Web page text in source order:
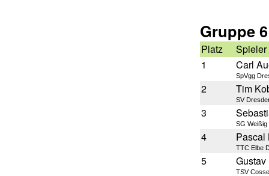
Gruppe 6
Platz
Spieler
1
Carl
SpVgg
2 Tim
SV
3
SG Weißig
4 Pascal
TTC Elbe
5
TSV